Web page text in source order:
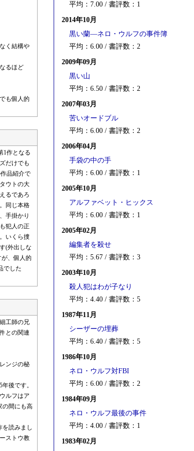
く結構や
るほど
も個人的
1作となる
だけでも
品紹介で
ウトの大
るであろ
同じ本格
手掛かり
犯人の正
いくら捜
(外出しな
、個人的
でした
工師の兄
との関連
ンジの秘
後です。
ルフはア
の間にも高
読みまし
ストウ教
平均：7.00 / 書評数：1
2014年10月
黒い蘭―ネロ・ウルフの事件簿
平均：6.00 / 書評数：2
2009年09月
黒い山
平均：6.50 / 書評数：2
2007年03月
苦いオードブル
平均：6.00 / 書評数：2
2006年04月
手袋の中の手
平均：6.00 / 書評数：1
2005年10月
アルファベット・ヒックス
平均：6.00 / 書評数：1
2005年02月
編集者を殺せ
平均：5.67 / 書評数：3
2003年10月
殺人犯はわが子なり
平均：4.40 / 書評数：5
1987年11月
シーザーの埋葬
平均：6.40 / 書評数：5
1986年10月
ネロ・ウルフ対FBI
平均：6.00 / 書評数：2
1984年09月
ネロ・ウルフ最後の事件
平均：4.00 / 書評数：1
1983年02月